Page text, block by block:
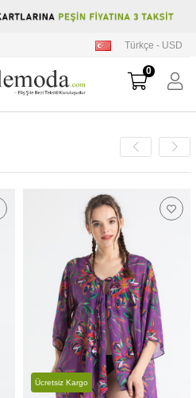
Türkçe - USD
0
Ücretsiz Kargo